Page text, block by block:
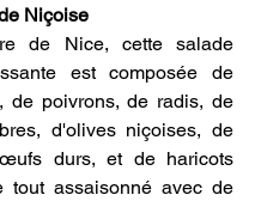
Niçoise
de Nice, cette salade
est composée de
de poivrons, de radis, de
d'olives niçoises, de
durs, et de haricots
tout assaisonné avec de